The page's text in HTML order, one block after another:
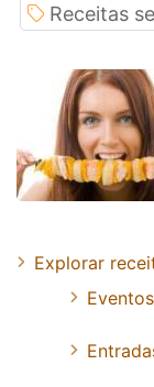
Receitas
Explorar